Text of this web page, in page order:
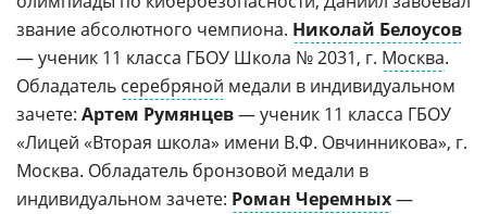
звание абсолютного чемпиона. Николай Белоусов
— ученик 11 класса ГБОУ Школа № 2031, г. Москва.
Обладатель серебряной медали в индивидуальном
зачете: Артем Румянцев— ученик 11 класса ГБОУ
«Лицей «Вторая школа» имени В.Ф. Овчинникова», г.
Москва. Обладатель бронзовой медали в
индивидуальном зачете: Роман Черемных—